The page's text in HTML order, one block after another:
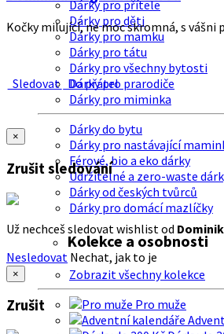
Dárky pro přítele
Dárky pro děti
Dárky pro mamku
Dárky pro tátu
Dárky pro všechny bytosti
Dárky pro prarodiče
Dárky pro miminka
Dárky do bytu
Dárky pro nastávající
Férové, bio a eko dárky
Udržitelné a zero-waste
Dárky od českých tvůrců
Dárky pro domácí mazlíčky
Kolekce a osobnosti
Zobrazit všechny kolekce
Pro muže
Kočky milující, ne moc skromná, s vášni
Sledovat Do přátel
×
Zrušit sledování
Už nechceš sledovat wishlist od
Nesledovat Nechat, jak to je
×
Zrušit